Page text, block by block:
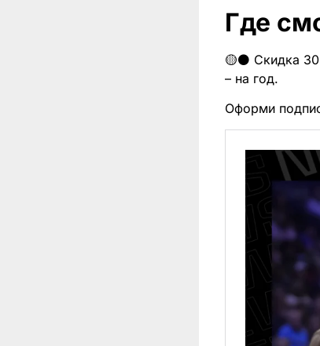
Где
🟡⚫️ Скидка
– на год.
Оформи